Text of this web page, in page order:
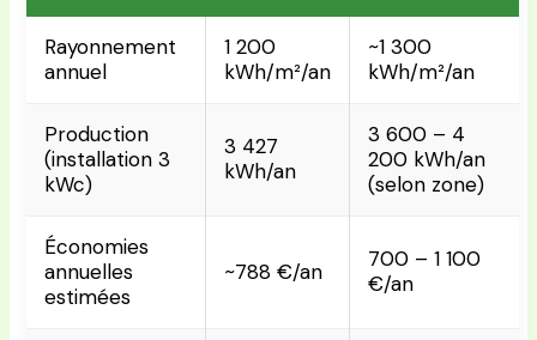
Rayonnement
annuel
1 200
kWh/m²/an
~1 300
kWh/m²/an
Production
(installation 3
kWc)
3 427
kWh/an
3 600 – 4
200 kWh/an
(selon zone)
Économies
annuelles
estimées
~788 €/an
700 – 1 100
€/an